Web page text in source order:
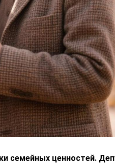
семейных ценностей.